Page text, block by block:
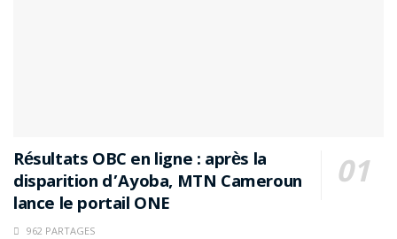
Résultats OBC en ligne : après la
disparition d’Ayoba, MTN Cameroun
lance le portail ONE
962 PARTAGES